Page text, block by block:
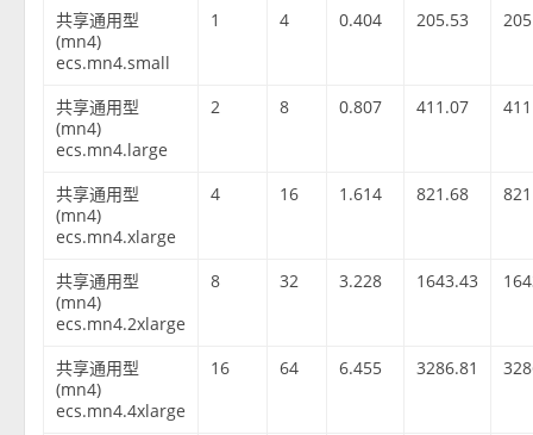
共享通用型
(mn4)
ecs.mn4.small
1 4 0.404 205.53
共享通用型
(mn4)
ecs.mn4.large
2 8 0.807 411.07
共享通用型
(mn4)
ecs.mn4.xlarge
4 16 1.614 821.68
共享通用型
(mn4)
ecs.mn4.2xlarge
8 32 3.228 1643.43
共享通用型
(mn4)
ecs.mn4.4xlarge
16 64 6.455 3286.81